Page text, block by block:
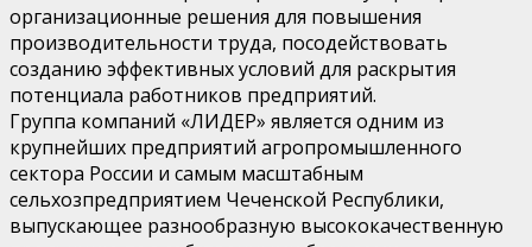
организационные решения для повышения
производительности труда, посодействовать
созданию эффективных условий для раскрытия
потенциала работников предприятий.
Группа компаний «ЛИДЕР» является одним из
крупнейших предприятий агропромышленного
сектора России и самым масштабным
сельхозпредприятием Чеченской Республики,
выпускающее разнообразную высококачественную